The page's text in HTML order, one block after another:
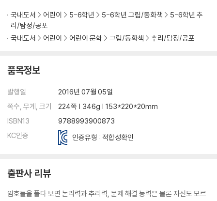
국내도서 어린이 5-6학년 5-6학년 그림/동화책
5-6학년 추
리/탐정/공포
국내도서
어린이 어린이 문학 그림/동화책 추리/탐정/공포
품목정보
발행일
2016년 07월 05일
쪽수, 무게, 크기
224쪽 | 346g | 153*220*20mm
ISBN13
9788993900873
KC인증
인증유형 : 적합성확인
출판사 리뷰
암호들을 풀다 보면 논리력과 추리력, 문제 해결 능력은 물론 자신도 모르